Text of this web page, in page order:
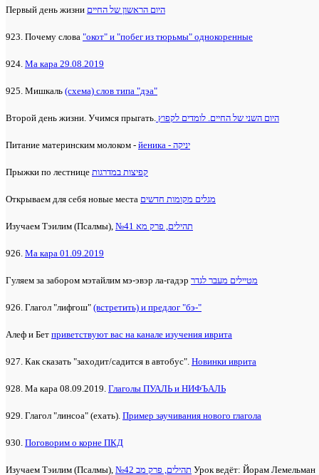
Первый день жизни היום הראשון של החיים
923. Почему слова "окот" и "побег из тюрьмы" однокоренные
924. Ма кара 29.08.2019
925. Мишкаль (схема) слов типа "дэа"
Второй день жизни. Учимся прыгать. היום השני של החיים. לומדים לקפוץ
Питание материнским молоком - йеника - יניקה
Прыжки по лестнице קפיצות במדרגות
Открываем для себя новые места מגלים מקומות חדשים
Изучаем Тэилим (Псалмы), №41 תהילים, פרק מא
926. Ма кара 01.09.2019
Гуляем за забором мэтайлим мэ-эвэр ла-гадэр מטיילים מעבר לגדר
926. Глагол "лифгош" (встретить) и предлог "бэ-"
Алеф и Бет приветствуют вас на канале изучения иврита
927. Как сказать "заходит/садится в автобус". Новинки иврита
928. Ма кара 08.09.2019. Глаголы ПУАЛЬ и НИФЪАЛЬ
929. Глагол "линсоа" (ехать). Пример заучивания нового глагола
930. Поговорим о корне ПКД
Изучаем Тэилим (Псалмы), №42 תהילים, פרק מב Урок ведёт: Йорам Лемельман